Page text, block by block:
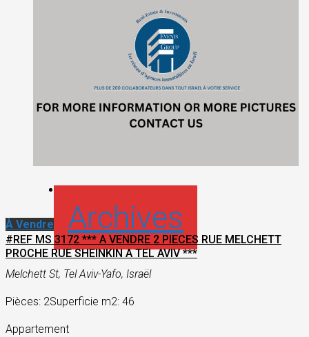
À Vendre Archives
#REF MS 3172 *** A VENDRE 2 PIECES RUE MELCHETT
PROCHE RUE SHEINKIN A TEL AVIV ***
Melchett St, Tel Aviv-Yafo, Israël
Pièces: 2Superficie m2: 46
Appartement